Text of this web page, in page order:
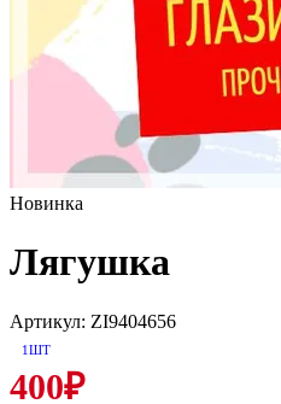
Новинка
Лягушка
Артикул: ZI9404656
1ШТ
400₽